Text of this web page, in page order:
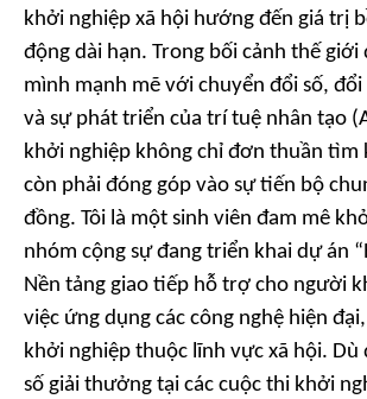
khởi nghiệp xã hội hướng đến giá trị
động dài hạn. Trong bối cảnh thế giới
mình mạnh mẽ với chuyển đổi số,
và sự phát triển của trí tuệ nhân tạo
khởi nghiệp không chỉ đơn thuần tìm
còn phải đóng góp vào sự tiến bộ
đồng. Tôi là một sinh viên đam mê
nhóm cộng sự đang triển khai dự án
Nền tảng giao tiếp hỗ trợ cho người
việc ứng dụng các công nghệ hiện
khởi nghiệp thuộc lĩnh vực xã hội.
số giải thưởng tại các cuộc thi khởi